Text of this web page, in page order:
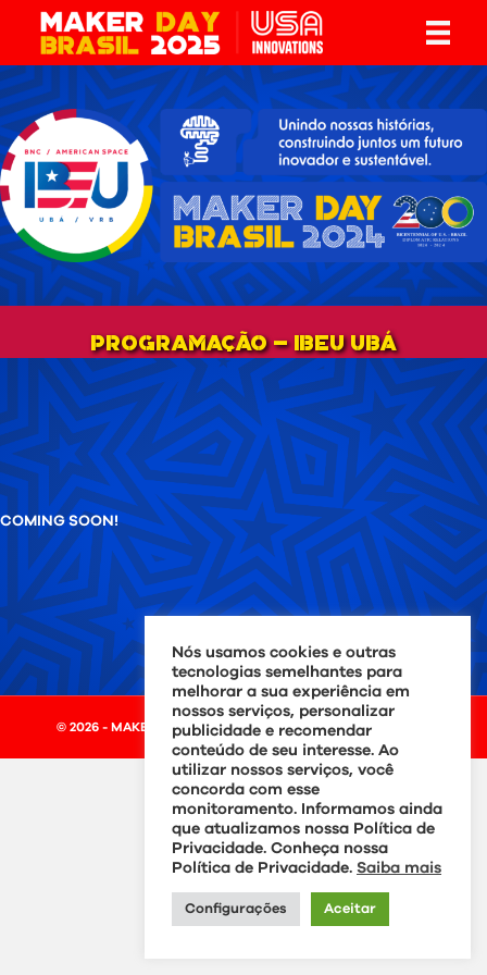
PROGRAMAÇÃO - IBEU Ubá
COMING SOON!
© 2026 - MAKER DAY BRASIL - Todos os direitos reservados.
Nós usamos cookies e outras
tecnologias semelhantes para
melhorar a sua experiência em
nossos serviços, personalizar
publicidade e recomendar
conteúdo de seu interesse. Ao
utilizar nossos serviços, você
concorda com esse
monitoramento. Informamos ainda
que atualizamos nossa Política de
Privacidade. Conheça nossa
Política de Privacidade. Saiba mais
Configurações Aceitar